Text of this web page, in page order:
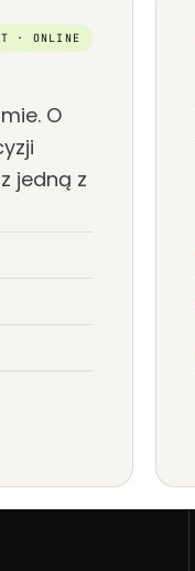
· ONLINE
O
jedną z